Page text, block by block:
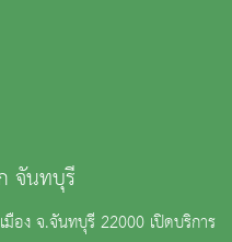
จันทบุรี
อง จ.จันทบุรี 22000 เปิดบริการ